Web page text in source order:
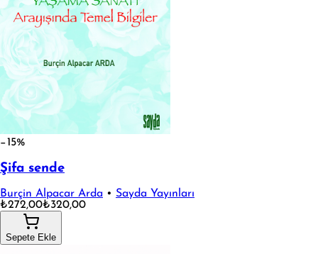
−15%
Şifa sende
Burçin Alpacar Arda • Sayda Yayınları
₺272,00₺320,00
Sepete Ekle